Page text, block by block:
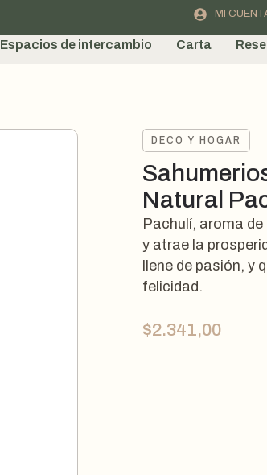
MI
Espacios de intercambio Carta
DECO Y HOGAR
Natural
Pachulí, aroma
y atrae la
llene de pasión, y
felicidad.
$2.341,00